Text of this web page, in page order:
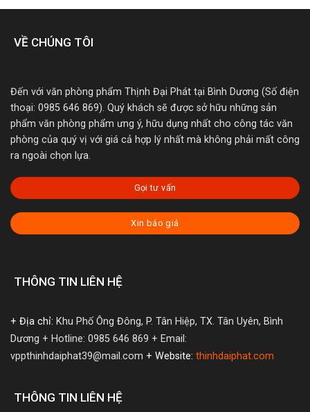
VỀ CHÚNG TÔI
Đến với văn phòng phẩm Thịnh Đại Phát tại Bình Dương (Số điện
thoại: 0985 646 869). Quý khách sẽ được sở hữu những sản
phẩm văn phòng phẩm ưng ý, hữu dụng nhất cho công tác văn
phòng của quý vị với giá cả hợp lý nhất mà không phải mất công
ra ngoài chọn lựa.
Gọi tư vấn
Xin báo giá
THÔNG TIN LIÊN HỆ
+ Địa chỉ: Khu Phố Ông Đông, P. Tân Hiệp, TX. Tân Uyên, Bình
Dương + Hotline: 0985 646 869 + Email:
vppthinhdaiphat39@mail.com + Website: thinhdaiphat.com
THÔNG TIN LIÊN HỆ